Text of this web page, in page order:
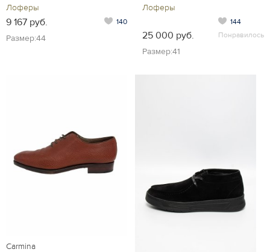
Лоферы
9 167 руб. 140
Размер:44
Лоферы
25 000 руб.
144
Понравилось
Размер:41
Carmina